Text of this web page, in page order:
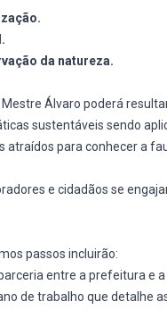
da natureza.
Álvaro poderá
sustentáveis sendo
atraídos para conhecer a
e cidadãos se
passos incluirão:
entre a prefeitura e a
de trabalho que detalhe